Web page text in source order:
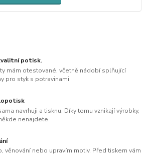
potisk.
mám otestované, včetně nádobí splňující
pro styk s potravinami
navrhuji a tisknu. Díky tomu vznikají výrobky,
nenajdete.
věnování nebo upravím motiv. Před tiskem vám